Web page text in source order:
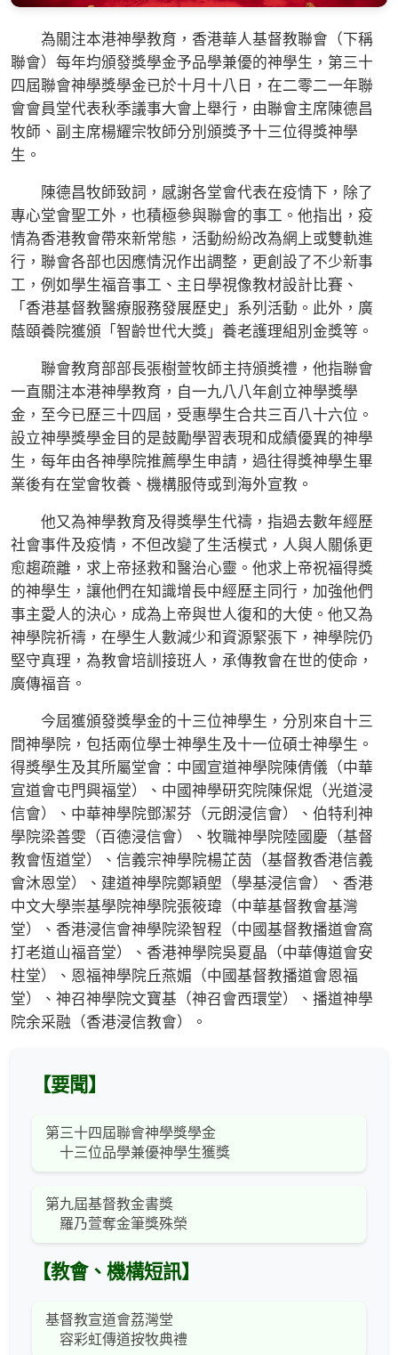
為關注本港神學教育，香港華人基督教聯會（下稱
聯會）每年均頒發獎學金予品學兼優的神學生，第三十
四屆聯會神學獎學金已於十月十八日，在二零二一年聯
會會員堂代表秋季議事大會上舉行，由聯會主席陳德昌
牧師、副主席楊耀宗牧師分別頒獎予十三位得獎神學
生。
陳德昌牧師致詞，感謝各堂會代表在疫情下，除了
專心堂會聖工外，也積極參與聯會的事工。他指出，疫
情為香港教會帶來新常態，活動紛紛改為網上或雙軌進
行，聯會各部也因應情況作出調整，更創設了不少新事
工，例如學生福音事工、主日學視像教材設計比賽、
「香港基督教醫療服務發展歷史」系列活動。此外，廣
蔭頤養院獲頒「智齡世代大獎」養老護理組別金獎等。
聯會教育部部長張樹萱牧師主持頒獎禮，他指聯會
一直關注本港神學教育，自一九八八年創立神學獎學
金，至今已歷三十四屆，受惠學生合共三百八十六位。
設立神學獎學金目的是鼓勵學習表現和成績優異的神學
生，每年由各神學院推薦學生申請，過往得獎神學生畢
業後有在堂會牧養、機構服侍或到海外宣教。
他又為神學教育及得獎學生代禱，指過去數年經歷
社會事件及疫情，不但改變了生活模式，人與人關係更
愈趨疏離，求上帝拯救和醫治心靈。他求上帝祝福得獎
的神學生，讓他們在知識增長中經歷主同行，加強他們
事主愛人的決心，成為上帝與世人復和的大使。他又為
神學院祈禱，在學生人數減少和資源緊張下，神學院仍
堅守真理，為教會培訓接班人，承傳教會在世的使命，
廣傳福音。
今屆獲頒發獎學金的十三位神學生，分別來自十三
間神學院，包括兩位學士神學生及十一位碩士神學生。
得獎學生及其所屬堂會：中國宣道神學院陳倩儀（中華
宣道會屯門興福堂）、中國神學研究院陳保焜（光道浸
信會）、中華神學院鄧潔芬（元朗浸信會）、伯特利神
學院梁善雯（百德浸信會）、牧職神學院陸國慶（基督
教會恆道堂）、信義宗神學院楊芷茵（基督教香港信義
會沐恩堂）、建道神學院鄭穎塱（學基浸信會）、香港
中文大學崇基學院神學院張筱瑋（中華基督教會基灣
堂）、香港浸信會神學院梁智程（中國基督教播道會窩
打老道山福音堂）、香港神學院吳夏晶（中華傳道會安
柱堂）、恩福神學院丘燕媚（中國基督教播道會恩福
堂）、神召神學院文寶基（神召會西環堂）、播道神學
院余采融（香港浸信教會）。
【要聞】
第三十四屆聯會神學獎學金
十三位品學兼優神學生獲獎
第九屆基督教金書獎
羅乃萱奪金筆獎殊榮
【教會、機構短訊】
基督教宣道會荔灣堂
容彩虹傳道按牧典禮